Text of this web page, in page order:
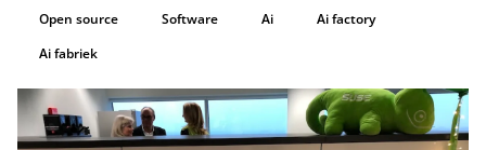
Open source Software Ai
Ai factory
Ai fabriek